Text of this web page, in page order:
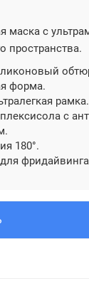
маска с
пространства.
форма.
рамка.
с
180°.